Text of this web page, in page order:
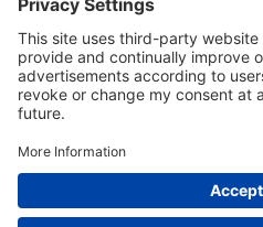
Derechos de autor © Many